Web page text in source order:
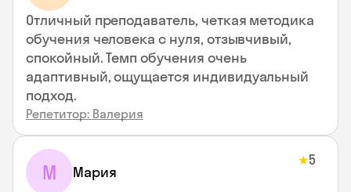
Отличный преподаватель, четкая методика
обучения человека с нуля, отзывчивый,
спокойный. Темп обучения очень
адаптивный, ощущается индивидуальный
подход.
Репетитор: Валерия
М Мария
★5